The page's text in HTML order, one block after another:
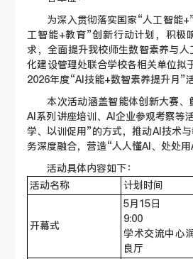
为深入贯彻落实国家“人工智能
工智能+教育”创新行动计划，积极
求，全面提升我校师生数智素养与
化建设管理处联合学校各相关单位拟
2026年度“AI技能+数智素养提升月”
本次活动涵盖智能体创新大赛、
AI系列讲座培训、AI企业参观考察等
学、以训促用”的方式，推动AI技术
务深度融合，营造“人人懂AI、处处用
活动具体内容如下：
活动名称
计划时间
开幕式
5月15日
9:00
学术交流中心
良厅